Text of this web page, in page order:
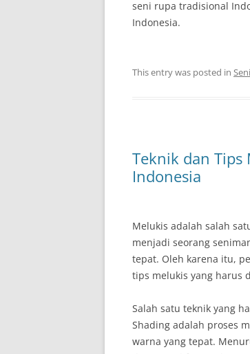
seni rupa tradisional
Indonesia.
This entry was posted in Seni
Teknik dan
Indonesia
Melukis adalah salah
menjadi seorang
tepat. Oleh karena itu,
tips melukis yang harus
Salah satu teknik yang
Shading adalah proses
warna yang tepat.